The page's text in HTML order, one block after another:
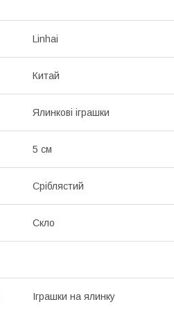
Linhai
Китай
Ялинкові іграшки
5 см
Сріблястий
Скло
Іграшки на ялинку